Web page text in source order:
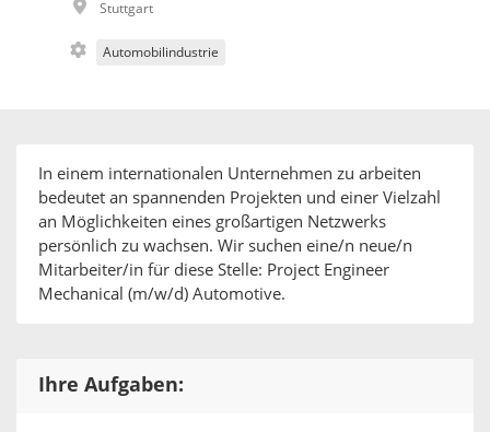
Stuttgart
Automobilindustrie
In einem internationalen Unternehmen zu arbeiten
bedeutet an spannenden Projekten und einer Vielzahl
an Möglichkeiten eines großartigen Netzwerks
persönlich zu wachsen. Wir suchen eine/n neue/n
Mitarbeiter/in für diese Stelle: Project Engineer
Mechanical (m/w/d) Automotive.
Ihre Aufgaben: